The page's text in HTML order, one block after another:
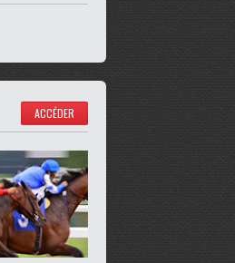
ACCÉDER